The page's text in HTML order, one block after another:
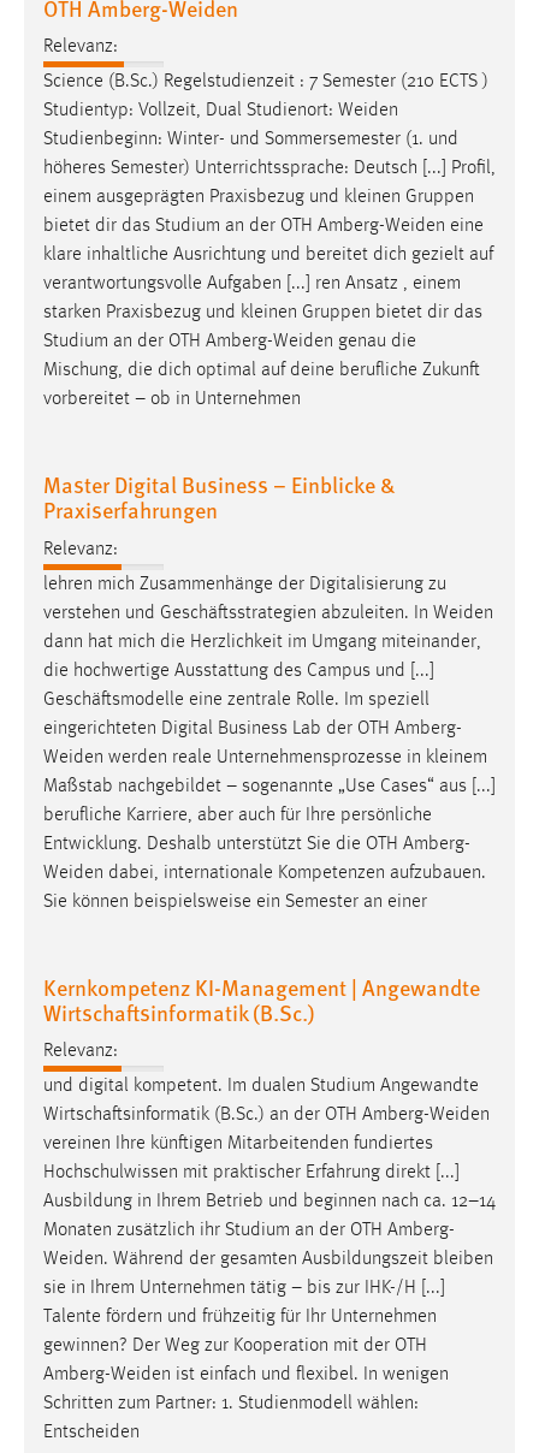
OTH Amberg-Weiden
Relevanz:
Science (B.Sc.) Regelstudienzeit : 7 Semester (210 ECTS )
Studientyp: Vollzeit, Dual Studienort: Weiden
Studienbeginn: Winter- und Sommersemester (1. und
höheres Semester) Unterrichtssprache: Deutsch [...] Profil,
einem ausgeprägten Praxisbezug und kleinen Gruppen
bietet dir das Studium an der OTH Amberg-Weiden eine
klare inhaltliche Ausrichtung und bereitet dich gezielt auf
verantwortungsvolle Aufgaben [...] ren Ansatz , einem
starken Praxisbezug und kleinen Gruppen bietet dir das
Studium an der OTH Amberg-Weiden genau die
Mischung, die dich optimal auf deine berufliche Zukunft
vorbereitet – ob in Unternehmen
Master Digital Business – Einblicke &
Praxiserfahrungen
Relevanz:
lehren mich Zusammenhänge der Digitalisierung zu
verstehen und Geschäftsstrategien abzuleiten. In Weiden
dann hat mich die Herzlichkeit im Umgang miteinander,
die hochwertige Ausstattung des Campus und [...]
Geschäftsmodelle eine zentrale Rolle. Im speziell
eingerichteten Digital Business Lab der OTH Amberg-
Weiden werden reale Unternehmensprozesse in kleinem
Maßstab nachgebildet – sogenannte „Use Cases“ aus [...]
berufliche Karriere, aber auch für Ihre persönliche
Entwicklung. Deshalb unterstützt Sie die OTH Amberg-
Weiden dabei, internationale Kompetenzen aufzubauen.
Sie können beispielsweise ein Semester an einer
Kernkompetenz KI-Management | Angewandte
Wirtschaftsinformatik (B.Sc.)
Relevanz:
und digital kompetent. Im dualen Studium Angewandte
Wirtschaftsinformatik (B.Sc.) an der OTH Amberg-Weiden
vereinen Ihre künftigen Mitarbeitenden fundiertes
Hochschulwissen mit praktischer Erfahrung direkt [...]
Ausbildung in Ihrem Betrieb und beginnen nach ca. 12–14
Monaten zusätzlich ihr Studium an der OTH Amberg-
Weiden. Während der gesamten Ausbildungszeit bleiben
sie in Ihrem Unternehmen tätig – bis zur IHK-/H [...]
Talente fördern und frühzeitig für Ihr Unternehmen
gewinnen? Der Weg zur Kooperation mit der OTH
Amberg-Weiden ist einfach und flexibel. In wenigen
Schritten zum Partner: 1. Studienmodell wählen:
Entscheiden
STATISTIK
Statistik Cookies erfassen Informationen anonym.
Diese Informationen helfen uns zu verstehen, wie
unsere Besucher unsere Website nutzen.
Matomo
Name:
_pk_ref, _pk_cvar, _pk_id, _pk_ses
Zweck:
Zugriffsstatistik
MARKETING
Marketing Cookies werden von Drittanbietern
verwendet, um personalisierte Werbung anzuzeigen.
Sie tun dies, indem sie Besucher über Websites
hinweg verfolgen.
Google Ads
Name:
_gcl_au
Anbieter:
Google Ireland Limited
Zweck:
Cookie Laufzeit:
3 Monate
Facebook Pixel
Name:
_fbp
Anbieter:
Facebook
Zweck:
Conversion-Tracking
Cookie Laufzeit:
3 Monate